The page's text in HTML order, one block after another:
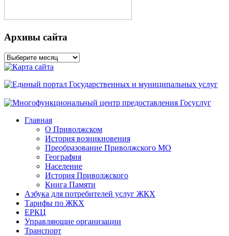
Архивы сайта
Архивы
сайта
Главная
О Приволжском
История возникновения
Преобразование Приволжского МО
География
Население
История Приволжского
Книга Памяти
Азбука для потребителей услуг ЖКХ
Тарифы по ЖКХ
ЕРКЦ
Управляющие организации
Транспорт